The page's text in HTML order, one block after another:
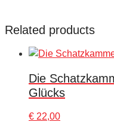
Related products
Die
Glücks
€ 22,00